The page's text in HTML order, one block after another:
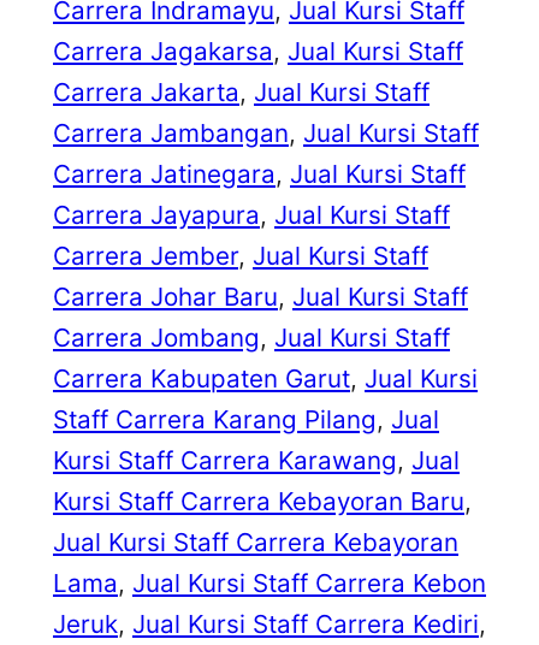
Carrera Indramayu, Jual Kursi Staff
Carrera Jagakarsa, Jual Kursi Staff
Carrera Jakarta, Jual Kursi Staff
Carrera Jambangan, Jual Kursi Staff
Carrera Jatinegara, Jual Kursi Staff
Carrera Jayapura, Jual Kursi Staff
Carrera Jember, Jual Kursi Staff
Carrera Johar Baru, Jual Kursi Staff
Carrera Jombang, Jual Kursi Staff
Carrera Kabupaten Garut, Jual Kursi
Staff Carrera Karang Pilang, Jual
Kursi Staff Carrera Karawang, Jual
Kursi Staff Carrera Kebayoran Baru
Jual Kursi Staff Carrera Kebayoran
Lama, Jual Kursi Staff Carrera Kebon
Jeruk, Jual Kursi Staff Carrera Kediri